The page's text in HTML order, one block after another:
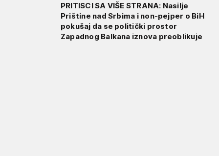
PRITISCI SA VIŠE STRANA: Nasilje
Prištine nad Srbima i non-pejper o BiH
pokušaj da se politički prostor
Zapadnog Balkana iznova preoblikuje